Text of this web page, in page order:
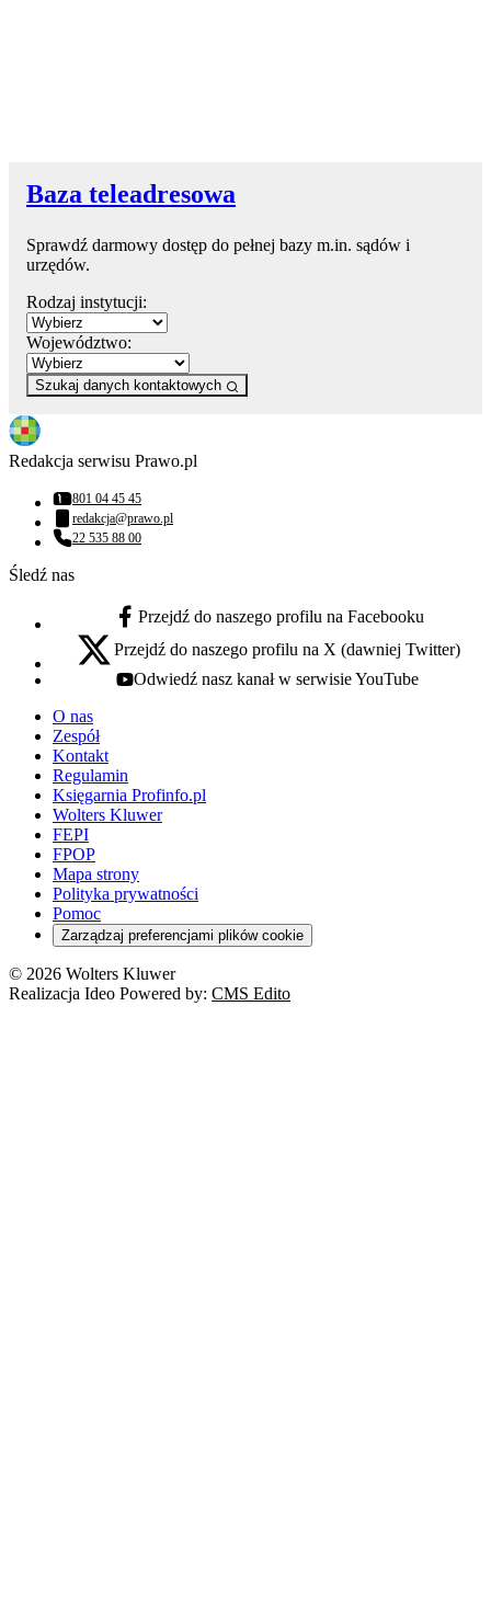
Baza teleadresowa
Sprawdź darmowy dostęp do pełnej bazy m.in. sądów i
urzędów.
Rodzaj instytucji:
Województwo:
Szukaj danych kontaktowych
Redakcja serwisu Prawo.pl
Numer telefonu:
801 04 45 45
Adres email:
redakcja@prawo.pl
Numer telefonu:
22 535 88 00
Śledź nas
facebook - otwiera się w nowej karcie
Przejdź do naszego profilu na Facebooku
x - otwiera się w nowej karcie
Przejdź do naszego profilu na X (dawniej Twitter)
youtube - otwiera się w nowej karcie
Odwiedź nasz kanał w serwisie YouTube
O nas
Zespół
Kontakt
Regulamin
Księgarnia Profinfo.pl
Wolters Kluwer
FEPI
FPOP
Mapa strony
Polityka prywatności
Pomoc
Zarządzaj preferencjami plików cookie
© 2026 Wolters Kluwer
Realizacja Ideo Powered by: CMS Edito